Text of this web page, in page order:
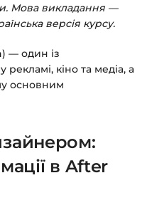
сторінка з
за часом.
— у довідці
Мова викладання —
версія курсу.
— один із
кіно та медіа, а
основним
в After